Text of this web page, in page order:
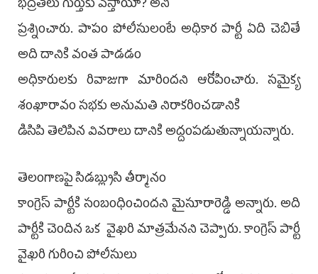
భద్రతలు గుర్తుకు వస్తాయా? అని
ప్రశ్నించారు. పాపం పోలీసులంటే అధికార పార్టీ ఏది చెబితే
అది దానికి వంత పాడడం
అధికారులకు రివాజుగా మారిందని ఆరోపించారు. సమైక్య
శంఖారావం సభకు అనుమతి నిరాకరించడానికి
డిసిపి తెలిపిన వివరాలు దానికి అద్దంపడుతున్నాయన్నారు.
తెలంగాణపై సిడబ్ల్యుసి తీర్మానం
కాంగ్రెస్ పార్టీకి సంబంధించిందని మైసూరారెడ్డి అన్నారు. అది
పార్టీకి చెందిన ఒక వైఖరి మాత్రమేనని చెప్పారు. కాంగ్రెస్ పార్టీ
వైఖరి గురించి పోలీసులు